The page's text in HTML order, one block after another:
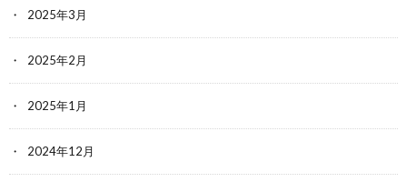
2025年3月
2025年2月
2025年1月
2024年12月